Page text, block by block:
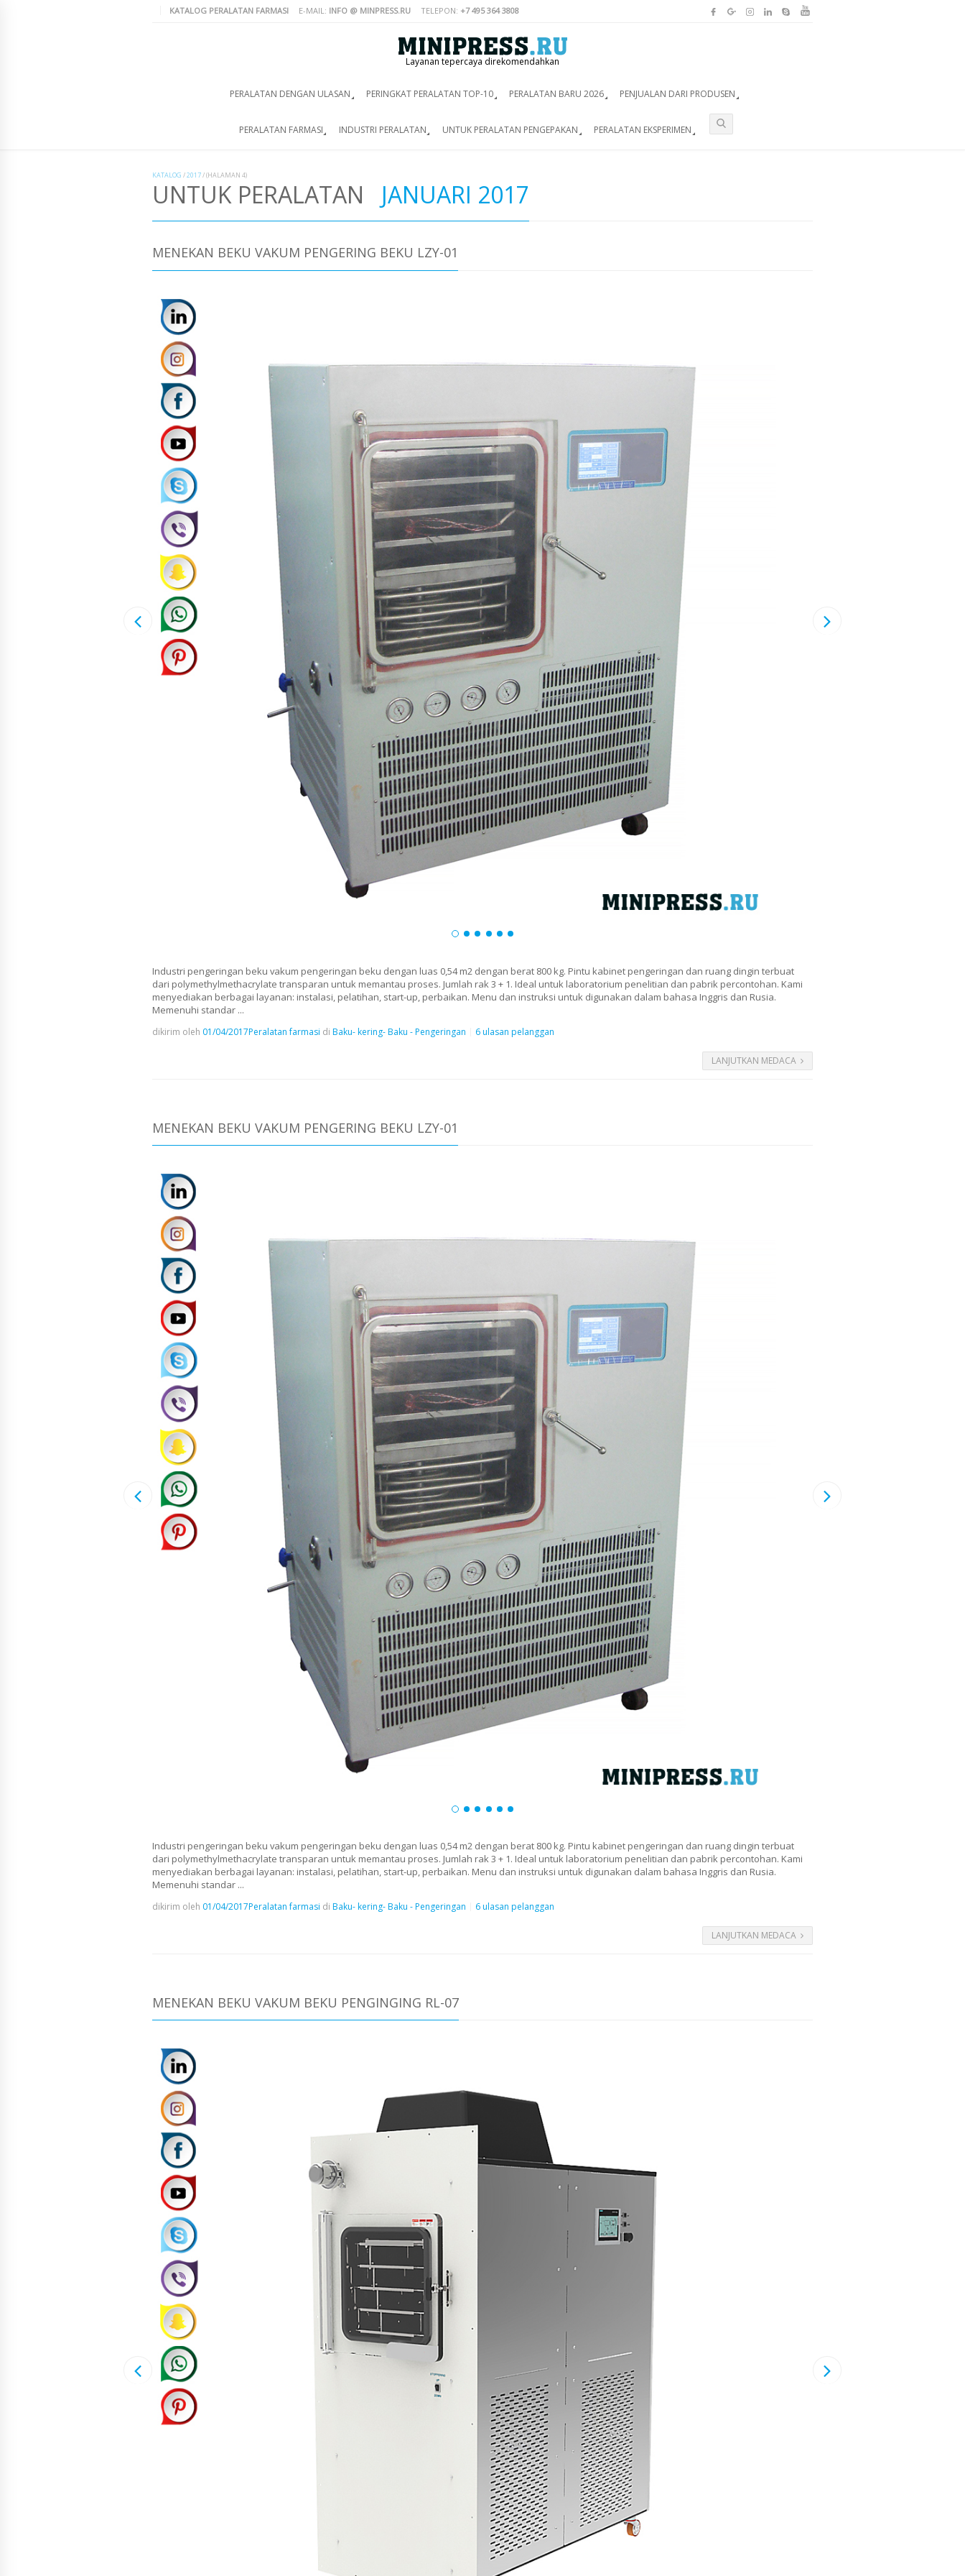
KATALOG PERALATAN FARMASI E-MAIL: INFO @ MINPRESS.RU TELEPON: +7 495 364 3808
Layanan tepercaya direkomendahkan
PERALATAN DENGAN ULASAN PERINGKAT PERALATAN TOP-10 PERALATAN BARU 2026 PENJUALAN DARI PRODUSEN
PERALATAN FARMASI INDUSTRI PERALATAN UNTUK PERALATAN PENGEPAKAN PERALATAN EKSPERIMEN
KATALOG /2017/(HALAMAN 4)
UNTUK PERALATAN JANUARI 2017
MENEKAN BEKU VAKUM PENGERING BEKU LZY-01
Industri pengeringan beku vakum pengeringan beku dengan luas 0,54 m2 dengan berat 800 kg. Pintu kabinet pengeringan dan ruang dingin terbuat
dari polymethylmethacrylate transparan untuk memantau proses. Jumlah rak 3 + 1. Ideal untuk laboratorium penelitian dan pabrik percontohan. Kami
menyediakan berbagai layanan: instalasi, pelatihan, start-up, perbaikan. Menu dan instruksi untuk digunakan dalam bahasa Inggris dan Rusia.
Memenuhi standar ...
dikirim oleh 01/04/2017Peralatan farmasi di Baku- kering- Baku - Pengeringan 6 ulasan pelanggan
LANJUTKAN MEDACA
MENEKAN BEKU VAKUM PENGERING BEKU LZY-01
Industri pengeringan beku vakum pengeringan beku dengan luas 0,54 m2 dengan berat 800 kg. Pintu kabinet pengeringan dan ruang dingin terbuat
dari polymethylmethacrylate transparan untuk memantau proses. Jumlah rak 3 + 1. Ideal untuk laboratorium penelitian dan pabrik percontohan. Kami
menyediakan berbagai layanan: instalasi, pelatihan, start-up, perbaikan. Menu dan instruksi untuk digunakan dalam bahasa Inggris dan Rusia.
Memenuhi standar ...
dikirim oleh 01/04/2017Peralatan farmasi di Baku- kering- Baku - Pengeringan 6 ulasan pelanggan
LANJUTKAN MEDACA
MENEKAN BEKU VAKUM BEKU PENGINGING RL-07